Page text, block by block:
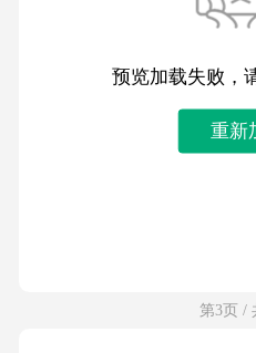
预览加载失败，
重新
第3页 /